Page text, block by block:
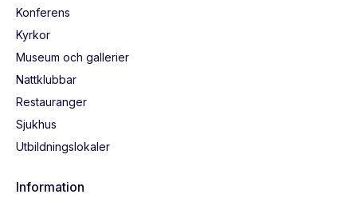
Konferens
Kyrkor
Museum och gallerier
Nattklubbar
Restauranger
Sjukhus
Utbildningslokaler
Information